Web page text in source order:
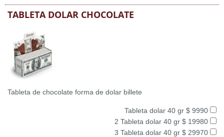
TABLETA DOLAR CHOCOLATE
Tableta de chocolate forma de dolar billete
Tableta dolar 40 gr $ 9990
2 Tableta dolar 40 gr $ 19980
3 Tableta dolar 40 gr $ 29970